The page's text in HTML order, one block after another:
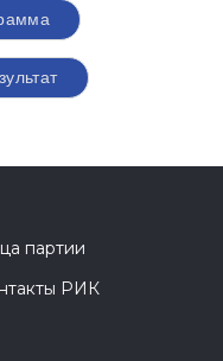
партии
РИК